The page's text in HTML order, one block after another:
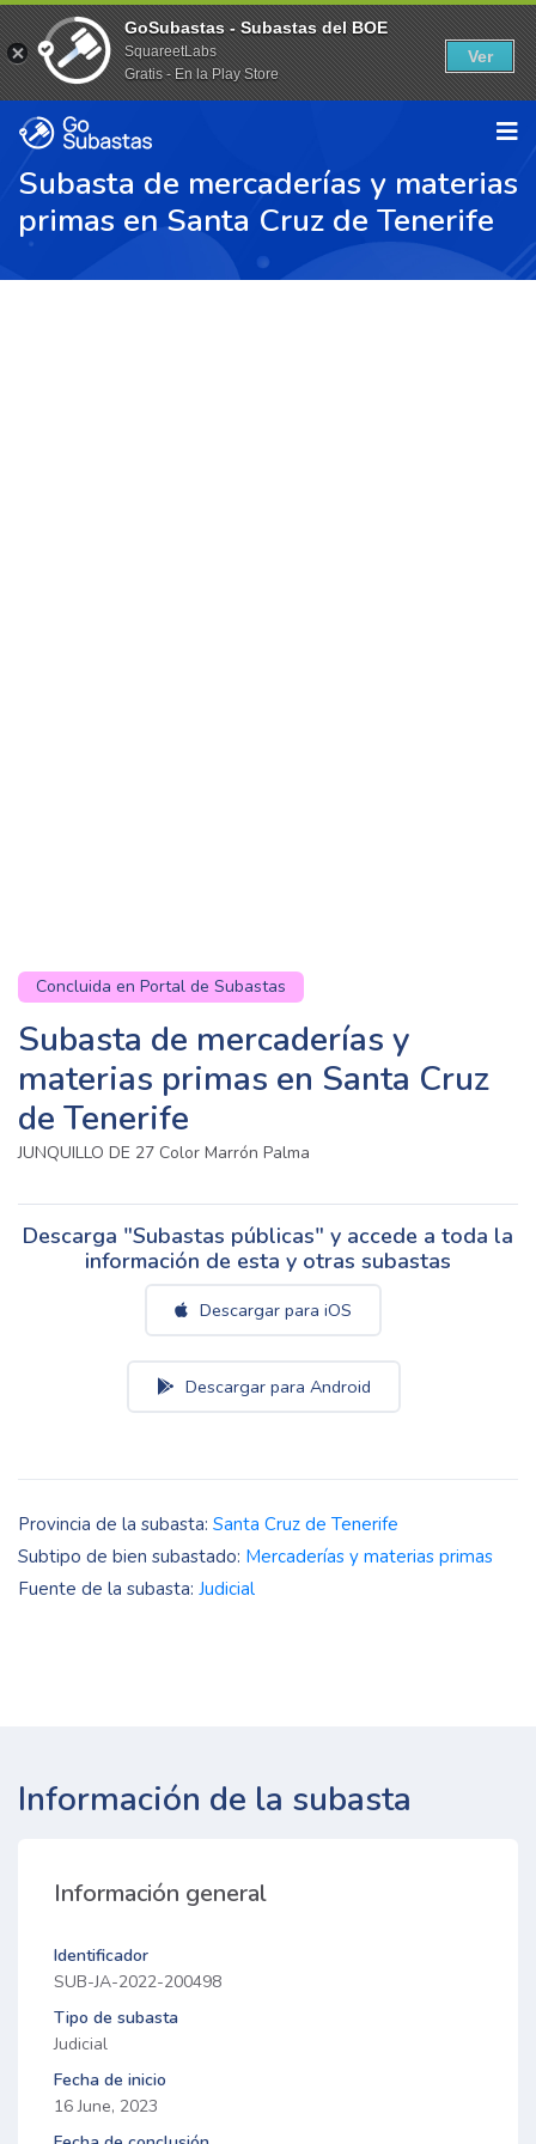
Subasta de mercaderías y materias
primas en Santa Cruz de Tenerife
Concluida en Portal de Subastas
Subasta de mercaderías y
materias primas en Santa Cruz
de Tenerife
JUNQUILLO DE 27 Color Marrón Palma
Descarga "Subastas públicas" y accede a toda la
información de esta y otras subastas
Descargar para iOS
Descargar para Android
Provincia de la subasta: Santa Cruz de Tenerife
Subtipo de bien subastado: Mercaderías y materias primas
Fuente de la subasta: Judicial
Información de la subasta
Información general
Identificador
SUB-JA-2022-200498
Tipo de subasta
Judicial
Fecha de inicio
16 June, 2023
GoSubastas - Subastas del BOE
SquareetLabs
Gratis - En la Play Store
Ver